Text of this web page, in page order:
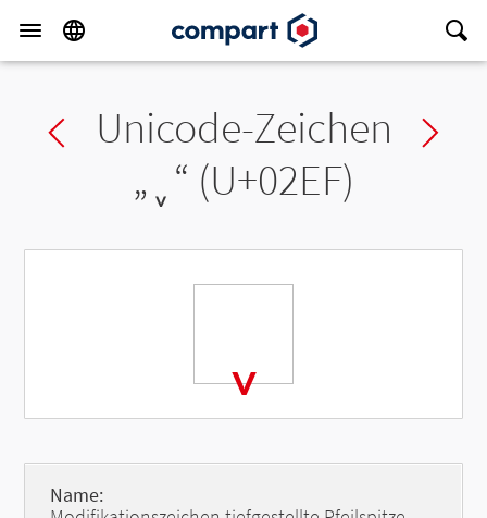
Previous char
Unicode-Zeichen
„ “ (U+02EF)
Name: